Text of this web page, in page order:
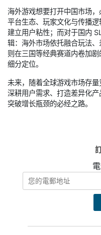
海外游戏想要打开中国市场
平台生态、玩家文化与传播
建立用户粘性；而对于国内
辑：海外市场依托融合玩法
则在三国等经典赛道内卷加
细分定位。
未来，随着全球游戏市场存量
深耕用户需求、打造差异化
突破增长瓶颈的必经之路。